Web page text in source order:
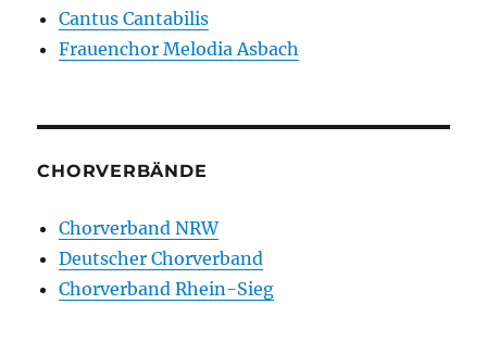
Cantus Cantabilis
Frauenchor Melodia Asbach
CHORVERBÄNDE
Chorverband NRW
Deutscher Chorverband
Chorverband Rhein-Sieg